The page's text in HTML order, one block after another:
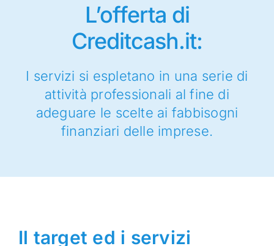
L’offerta di
Creditcash.it:
I servizi si espletano in una serie di
attività professionali al fine di
adeguare le scelte ai fabbisogni
finanziari delle imprese.
Il target ed i servizi